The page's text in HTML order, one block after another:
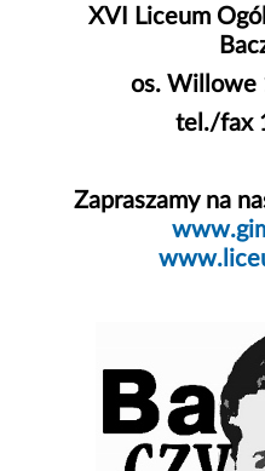
XVI Liceum
os. Willowe
tel./fax
Zapraszamy na